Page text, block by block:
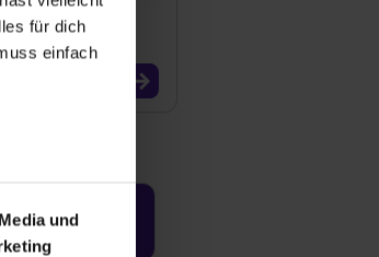
für dich
einfach
der
Werbung
und
aktivieren